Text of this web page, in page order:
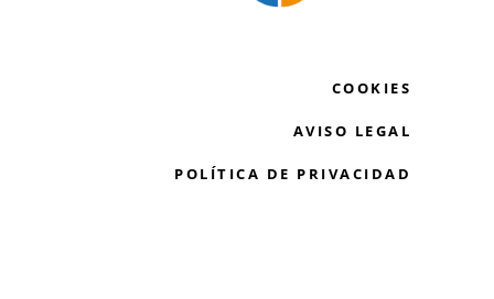
COOKIES
AVISO LEGAL
POLÍTICA DE PRIVACIDAD